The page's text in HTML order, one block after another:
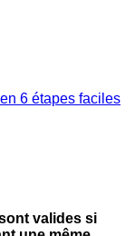
6 étapes faciles
valides si